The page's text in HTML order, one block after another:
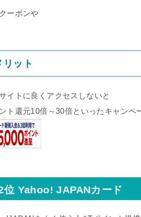
ーポンや
リット
イトに良くアクセスしないと
ト還元10倍～30倍といったキャンペ
位 Yahoo! JAPANカード